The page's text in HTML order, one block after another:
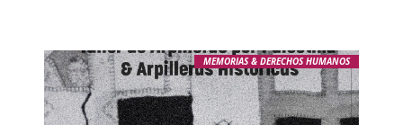
MEMORIAS & DERECHOS HUMANOS